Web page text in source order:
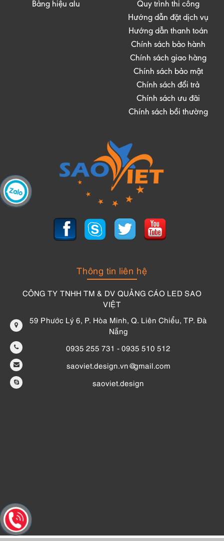
Bảng hiệu alu
Quy trình thi công
Hướng dẫn đặt dịch vụ
Hướng dẫn thanh toán
Chính sách bảo hành
Chính sách giao hàng
Chính sách bảo mật
Chính sách đổi trả
Chính sách ưu đãi
Chính sách bồi thường
Thông tin liên hệ
CÔNG TY TNHH TM & DV QUẢNG CÁO LED SAO
VIỆT
59 Phước Lý 6, P. Hòa Minh, Q. Liên Chiểu, TP. Đà
Nẵng
0935 255 731 - 0935 510 512
saoviet.design.vn@gmail.com
saoviet.design